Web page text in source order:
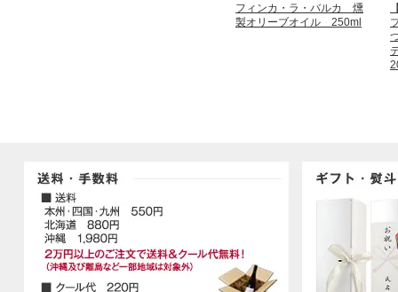
フィンカ・ラ・バルカ 燻
製オリーブオイル 250ml